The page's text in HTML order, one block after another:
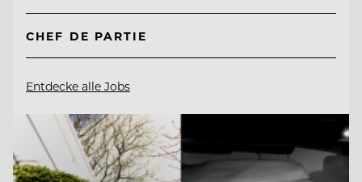
CHEF DE PARTIE
Entdecke alle Jobs